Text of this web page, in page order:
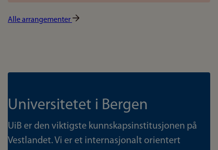
Alle arrangementer
Universitetet i Bergen
UiB er den viktigste kunnskapsinstitusjonen på
Vestlandet. Vi er et internasjonalt orientert